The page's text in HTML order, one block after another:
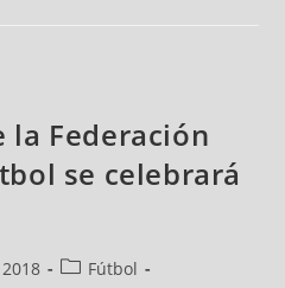
la Federación
se celebrará
Fútbol